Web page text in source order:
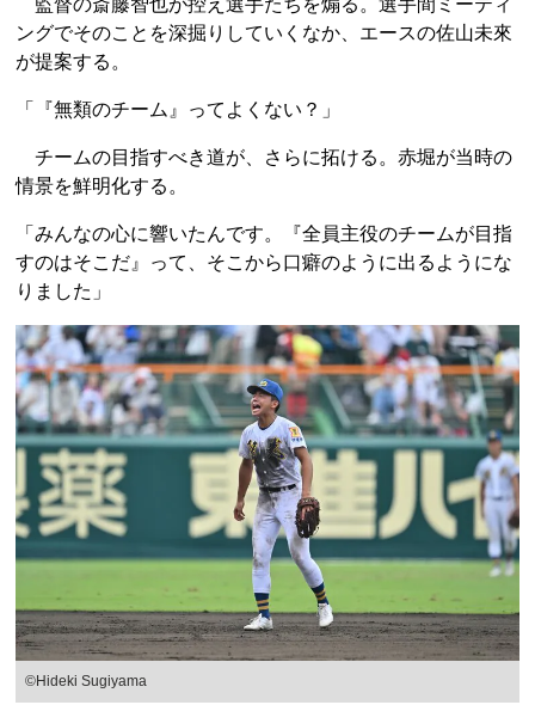
ングでそのことを深掘りしていくなか、エースの佐山未來
が提案する。
「『無類のチーム』ってよくない？」
チームの目指すべき道が、さらに拓ける。赤堀が当時の
情景を鮮明化する。
「みんなの心に響いたんです。『全員主役のチームが目指
すのはそこだ』って、そこから口癖のように出るようにな
りました」
©Hideki Sugiyama